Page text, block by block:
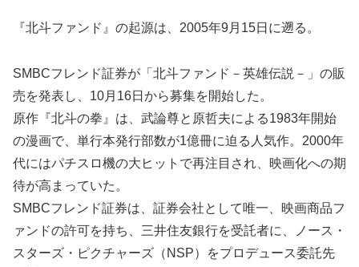
『北斗ファンド』の起源は、2005年9月15日に遡る。
SMBCフレンド証券が「北斗ファンド－英雄伝説－」の販
売を発表し、10月16日から募集を開始した。
原作『北斗の拳』は、武論尊と原哲夫による1983年開始
の漫画で、単行本発行部数が1億冊に迫る人気作。2000年
代にはパチスロ機の大ヒットで再注目され、映画化への期
待が高まっていた。
SMBCフレンド証券は、証券会社として唯一、映画商品フ
ァンドの許可を持ち、三井住友銀行を受託者に、ノース・
スターズ・ピクチャーズ（NSP）をプロデュース委託先